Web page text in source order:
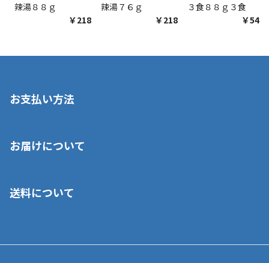
辣湯８８ｇ
￥218
辣湯７６ｇ
￥218
３食８８ｇ３食
￥548
お支払い方法
いいただくことはできません。ご了承ください。
■代金引換(代引)※手数料がかかります
お届けについて
ご注文が確認出来次第、1～4営業日に発送いたします。「お取り
業日にてお引渡しとなります。(離島などの場合、例外もあります)
送料について